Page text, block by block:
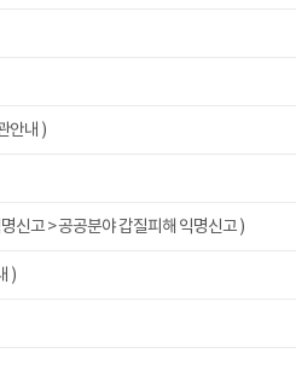
안내 )
신고 > 공공분야 갑질피해 익명신고 )
)